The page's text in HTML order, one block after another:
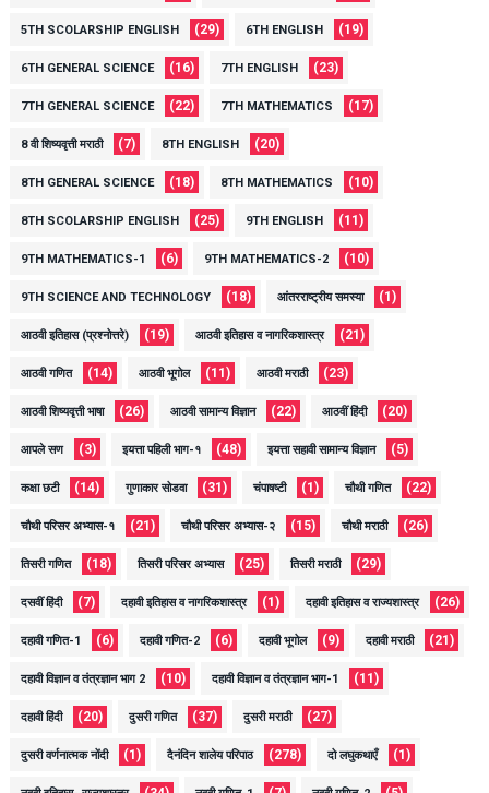
5TH SCOLARSHIP ENGLISH (29) 6TH ENGLISH (19)
6TH GENERAL SCIENCE (16) 7TH ENGLISH (23)
7TH GENERAL SCIENCE (22) 7TH MATHEMATICS (17)
8 वी शिष्यवृत्ती मराठी (7) 8TH ENGLISH (20)
8TH GENERAL SCIENCE (18) 8TH MATHEMATICS (10)
8TH SCOLARSHIP ENGLISH (25) 9TH ENGLISH (11)
9TH MATHEMATICS-1 (6) 9TH MATHEMATICS-2 (10)
9TH SCIENCE AND TECHNOLOGY (18) आंतरराष्ट्रीय समस्या (1)
आठवी इतिहास (प्रश्नोत्तरे) (19) आठवी इतिहास व नागरिकशास्त्र (21)
आठवी गणित (14) आठवी भूगोल (11) आठवी मराठी (23)
आठवी शिष्यवृत्ती भाषा (26) आठवी सामान्य विज्ञान (22) आठवीं हिंदी (20)
आपले सण (3) इयत्ता पहिली भाग-१ (48) इयत्ता सहावी सामान्य विज्ञान (5)
कक्षा छटी (14) गुणाकार सोडवा (31) चंपाषष्टी (1) चौथी गणित (22)
चौथी परिसर अभ्यास-१ (21) चौथी परिसर अभ्यास-२ (15) चौथी मराठी (26)
तिसरी गणित (18) तिसरी परिसर अभ्यास (25) तिसरी मराठी (29)
दसवीं हिंदी (7) दहावी इतिहास व नागरिकशास्त्र (1) दहावी इतिहास व राज्यशास्त्र (26)
दहावी गणित-1 (6) दहावी गणित-2 (6) दहावी भूगोल (9) दहावी मराठी (21)
दहावी विज्ञान व तंत्रज्ञान भाग 2 (10) दहावी विज्ञान व तंत्रज्ञान भाग-1 (11)
दहावी हिंदी (20) दुसरी गणित (37) दुसरी मराठी (27)
दुसरी वर्णनात्मक नोंदी (1) दैनंदिन शालेय परिपाठ (278) दो लघुकथाएँ (1)